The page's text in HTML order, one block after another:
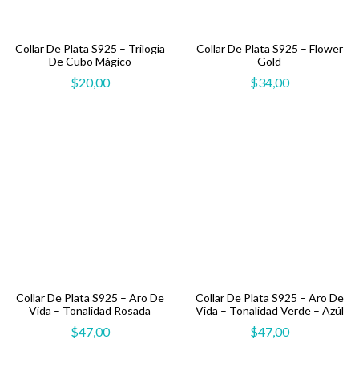
Collar De Plata S925 – Trilogia
De Cubo Mágico
$20,00
Collar De Plata S925 – Flower
Gold
$34,00
Collar De Plata S925 – Aro De
Vida – Tonalidad Rosada
$47,00
Collar De Plata S925 – Aro De
Vida – Tonalidad Verde – Azúl
$47,00